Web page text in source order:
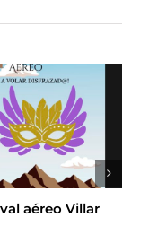
aéreo Villar